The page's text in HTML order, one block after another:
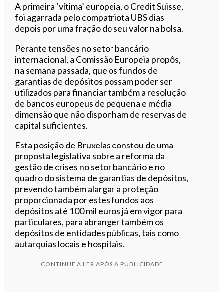
A primeira ‘vítima’ europeia, o Credit Suisse,
foi agarrada pelo compatriota UBS dias
depois por uma fração do seu valor na bolsa.
Perante tensões no setor bancário
internacional, a Comissão Europeia propôs,
na semana passada, que os fundos de
garantias de depósitos possam poder ser
utilizados para financiar também a resolução
de bancos europeus de pequena e média
dimensão que não disponham de reservas de
capital suficientes.
Esta posição de Bruxelas constou de uma
proposta legislativa sobre a reforma da
gestão de crises no setor bancário e no
quadro do sistema de garantias de depósitos,
prevendo também alargar a proteção
proporcionada por estes fundos aos
depósitos até 100 mil euros já em vigor para
particulares, para abranger também os
depósitos de entidades públicas, tais como
autarquias locais e hospitais.
CONTINUE A LER APÓS A PUBLICIDADE